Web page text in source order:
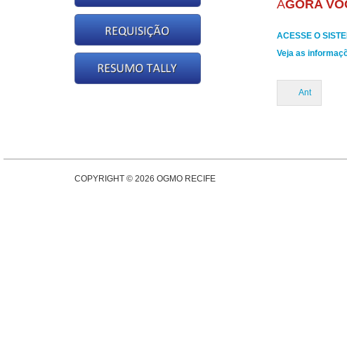
AGORA
ACESSE O
Veja as
Ant
COPYRIGHT © 2026 OGMO RECIFE